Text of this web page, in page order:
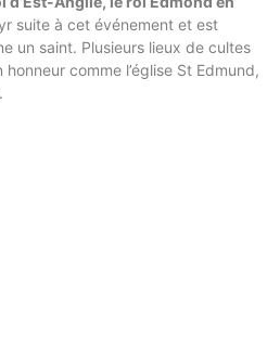
suite à cet événement et est
un saint. Plusieurs lieux de cultes
comme l’église St Edmund,